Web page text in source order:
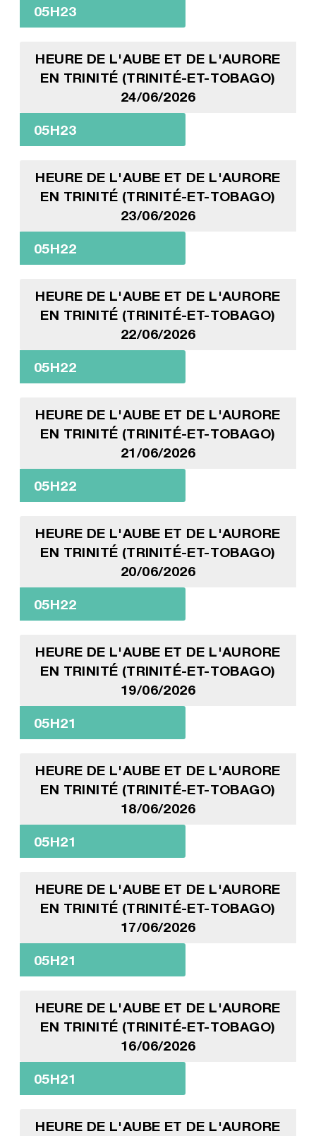
05H23
HEURE DE L'AUBE ET DE L'AURORE
EN TRINITÉ (TRINITÉ-ET-TOBAGO)
24/06/2026
05H23
HEURE DE L'AUBE ET DE L'AURORE
EN TRINITÉ (TRINITÉ-ET-TOBAGO)
23/06/2026
05H22
HEURE DE L'AUBE ET DE L'AURORE
EN TRINITÉ (TRINITÉ-ET-TOBAGO)
22/06/2026
05H22
HEURE DE L'AUBE ET DE L'AURORE
EN TRINITÉ (TRINITÉ-ET-TOBAGO)
21/06/2026
05H22
HEURE DE L'AUBE ET DE L'AURORE
EN TRINITÉ (TRINITÉ-ET-TOBAGO)
20/06/2026
05H22
HEURE DE L'AUBE ET DE L'AURORE
EN TRINITÉ (TRINITÉ-ET-TOBAGO)
19/06/2026
05H21
HEURE DE L'AUBE ET DE L'AURORE
EN TRINITÉ (TRINITÉ-ET-TOBAGO)
18/06/2026
05H21
HEURE DE L'AUBE ET DE L'AURORE
EN TRINITÉ (TRINITÉ-ET-TOBAGO)
17/06/2026
05H21
HEURE DE L'AUBE ET DE L'AURORE
EN TRINITÉ (TRINITÉ-ET-TOBAGO)
16/06/2026
05H21
HEURE DE L'AUBE ET DE L'AURORE